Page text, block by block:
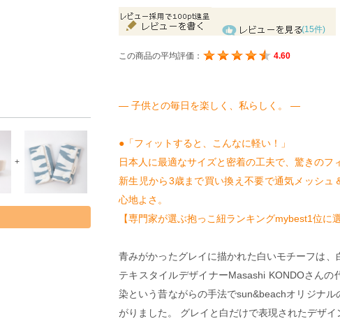
(15件)
この商品の平均評価： 4.60
+
― 子供との毎日を楽しく、私らしく。 ―
●「フィットすると、こんなに軽い！」
日本人に最適なサイズと密着の工夫で、驚きのフ
新生児から3歳まで買い換え不要で通気メッシュ
心地よさ。
【専門家が選ぶ抱っこ紐ランキングmybest1位に
青みがかったグレイに描かれた白いモチーフは、
テキスタイルデザイナーMasashi KONDOさんの
染という昔ながらの手法でsun&beachオリジナル
がりました。 グレイと白だけで表現されたデザ